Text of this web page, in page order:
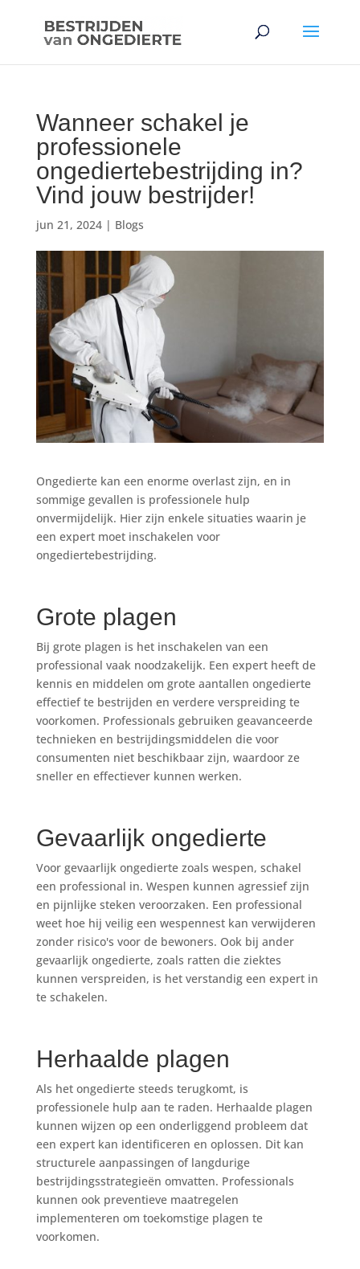
Wanneer schakel je
professionele
ongediertebestrijding in?
Vind jouw bestrijder!
jun 21, 2024| Blogs
Ongedierte kan een enorme overlast zijn, en in
sommige gevallen is professionele hulp
onvermijdelijk. Hier zijn enkele situaties waarin je
een expert moet inschakelen voor
ongediertebestrijding.
Grote plagen
Bij grote plagen is het inschakelen van een
professional vaak noodzakelijk. Een expert heeft de
kennis en middelen om grote aantallen ongedierte
effectief te bestrijden en verdere verspreiding te
voorkomen. Professionals gebruiken geavanceerde
technieken en bestrijdingsmiddelen die voor
consumenten niet beschikbaar zijn, waardoor ze
sneller en effectiever kunnen werken.
Gevaarlijk ongedierte
Voor gevaarlijk ongedierte zoals wespen, schakel
een professional in. Wespen kunnen agressief zijn
en pijnlijke steken veroorzaken. Een professional
weet hoe hij veilig een wespennest kan verwijderen
zonder risico's voor de bewoners. Ook bij ander
gevaarlijk ongedierte, zoals ratten die ziektes
kunnen verspreiden, is het verstandig een expert in
te schakelen.
Herhaalde plagen
Als het ongedierte steeds terugkomt, is
professionele hulp aan te raden. Herhaalde plagen
kunnen wijzen op een onderliggend probleem dat
een expert kan identificeren en oplossen. Dit kan
structurele aanpassingen of langdurige
bestrijdingsstrategieën omvatten. Professionals
kunnen ook preventieve maatregelen
implementeren om toekomstige plagen te
voorkomen.